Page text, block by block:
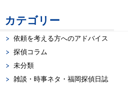
ゲ
ー
シ
ョ
カテゴリー
依頼を考える方へのアドバイス
探偵コラム
未分類
雑談・時事ネタ・福岡探偵日誌